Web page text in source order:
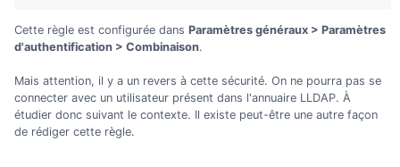
Cette règle est configurée dans Paramètres généraux > Paramètres
d'authentification > Combinaison.
Mais attention, il y a un revers à cette sécurité. On ne pourra pas se
connecter avec un utilisateur présent dans l'annuaire LLDAP. À
étudier donc suivant le contexte. Il existe peut-être une autre façon
de rédiger cette règle.